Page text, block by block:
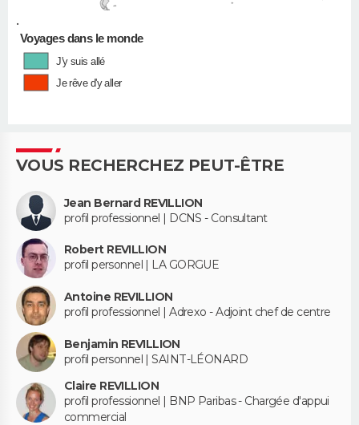
•
Voyages dans le monde
J'y suis allé
Je rêve d'y aller
VOUS RECHERCHEZ PEUT-ÊTRE
Jean Bernard REVILLION
profil professionnel | DCNS - Consultant
Robert REVILLION
profil personnel | LA GORGUE
Antoine REVILLION
profil professionnel | Adrexo - Adjoint chef de centre
Benjamin REVILLION
profil personnel | SAINT-LÉONARD
Claire REVILLION
profil professionnel | BNP Paribas - Chargée d'appui
commercial